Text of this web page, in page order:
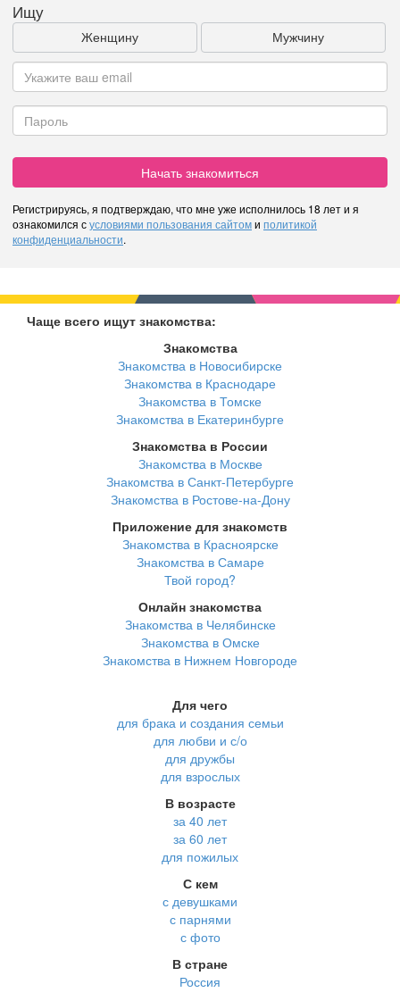
Ищу
Женщину Мужчину
Начать знакомиться
Регистрируясь, я подтверждаю, что мне уже исполнилось 18 лет и я
ознакомился сусловиями пользования сайтоми политикой
конфиденциальности.
Чаще всего ищут знакомства:
Знакомства
Знакомства в Новосибирске
Знакомства в Краснодаре
Знакомства в Томске
Знакомства в Екатеринбурге
Знакомства в России
Знакомства в Москве
Знакомства в Санкт-Петербурге
Знакомства в Ростове-на-Дону
Приложение для знакомств
Знакомства в Красноярске
Знакомства в Самаре
Твой город?
Онлайн знакомства
Знакомства в Челябинске
Знакомства в Омске
Знакомства в Нижнем Новгороде
Для чего
для брака и создания семьи
для любви и с/о
для дружбы
для взрослых
В возрасте
за 40 лет
за 60 лет
для пожилых
С кем
с девушками
с парнями
с фото
В стране
Россия